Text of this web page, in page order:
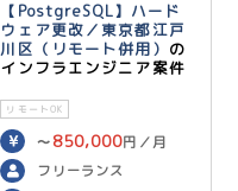
【PostgreSQL】ハード
ウェア更改／東京都江戸
川区（リモート併用） の
インフラエンジニア案件
リモートOK
〜 850,000円／月
フリーランス